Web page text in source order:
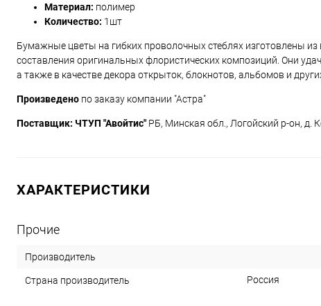
Материал: полимер
Количество: 1шт
Бумажные цветы на гибких проволочных стеблях изготовлены
составления оригинальных флористических композиций. Они
а также в качестве декора открыток, блокнотов, альбомов и
Произведено по заказу компании "Астра"
Поставщик: ЧТУП "Авойтис" РБ, Минская обл., Логойский р-он, д.
ХАРАКТЕРИСТИКИ
Прочие
Производитель
Страна производитель Россия